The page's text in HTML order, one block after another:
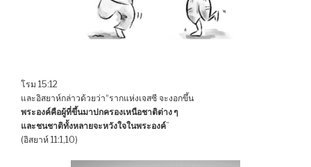
โรม 15:12
และอิสยาห์กล่าวด้วยว่า“รากแห่งเจสซี จะงอกขึ้น
พระองค์คือผู้ที่ขึ้นมาปกครองเหนือชาติต่าง ๆ
และชนชาติทั้งหลายจะหวังใจในพระองค์”
(อิสยาห์ 11:1,10)